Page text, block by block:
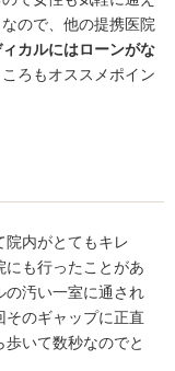
ので、他の提携医院
カルにはローンがな
ろもオススメポイン
院内がとてもキレ
にも行ったことがあ
の汚い一室に通され
そのギャップに正直
いて数秒なのでと